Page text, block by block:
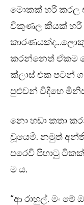
මොකක් හරි කරල
විකුණල කීයක් හරි
කරන්නෙත් ඒකම
ක්ලාස් එක පටන්
පුළුවන් විදිහෙ
නො හඬා කතා
වූයෙමි. නමුත්
පරෙවි පිහාටු
ම ය.
“ආ රාහුල්. මං